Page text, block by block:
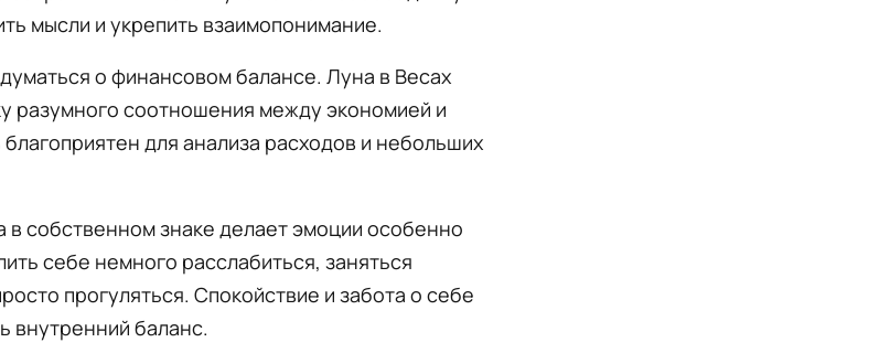
мысли и укрепить взаимопонимание.
о финансовом балансе. Луна в Весах
разумного соотношения между экономией и
для анализа расходов и небольших
в собственном знаке делает эмоции особенно
себе немного расслабиться, заняться
прогуляться. Спокойствие и забота о себе
внутренний баланс.